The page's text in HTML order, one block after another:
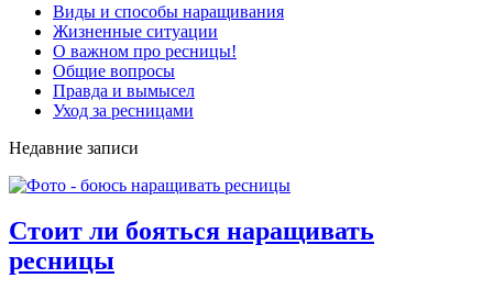
Виды и способы наращивания
Жизненные ситуации
О важном про ресницы!
Общие вопросы
Правда и вымысел
Уход за ресницами
Недавние записи
Стоит ли бояться наращивать
ресницы